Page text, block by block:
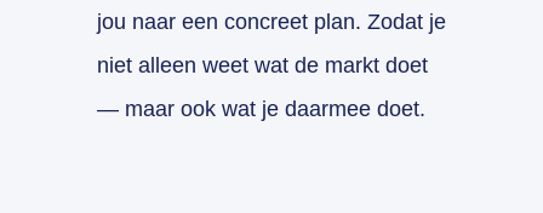
jou naar een concreet plan. Zodat je
niet alleen weet wat de markt doet
— maar ook wat je daarmee doet.